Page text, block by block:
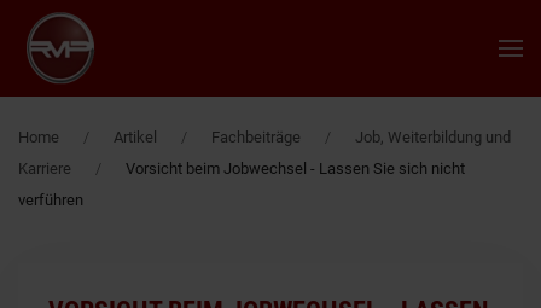
Zum Hauptinhalt springen
Home Artikel Fachbeiträge
Job, Weiterbildung und
Karriere
Vorsicht beim Jobwechsel - Lassen Sie sich nicht
verführen